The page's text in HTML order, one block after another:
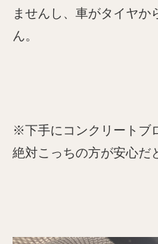
ませんし、車がタイヤか
ん。
※下手にコンクリートブ
絶対こっちの方が安心だ